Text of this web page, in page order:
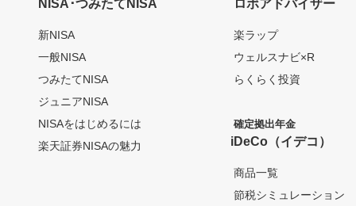
NISA･つみたてNISA
新NISA
一般NISA
つみたてNISA
ジュニアNISA
NISAをはじめるには
楽天証券NISAの魅力
ロボアドバイザー
楽ラップ
ウェルスナビ×R
らくらく投資
確定拠出年金
iDeCo（イデコ）
商品一覧
節税シミュレーション